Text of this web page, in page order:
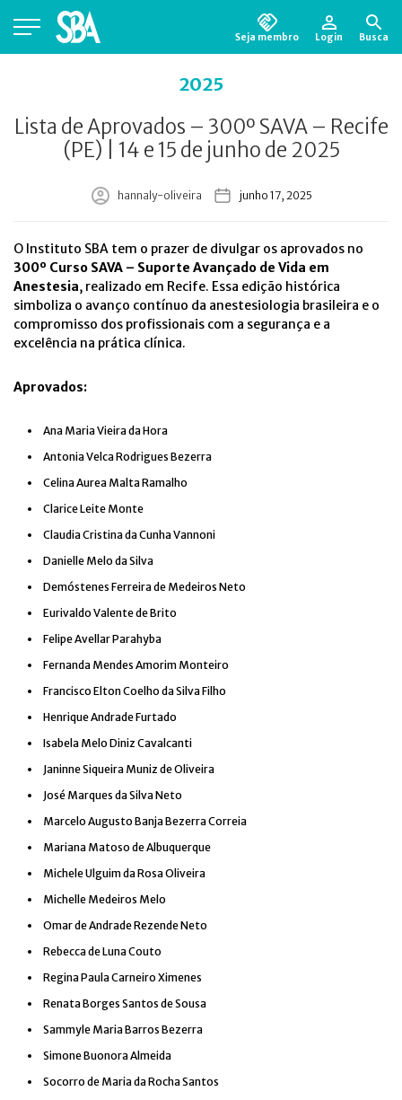
Seja membro Login Busca
2025
Lista de Aprovados – 300º SAVA – Recife
(PE) | 14 e 15 de junho de 2025
hannaly-oliveira junho 17, 2025
O Instituto SBA tem o prazer de divulgar os aprovados no
300º Curso SAVA – Suporte Avançado de Vida em
Anestesia, realizado em Recife. Essa edição histórica
simboliza o avanço contínuo da anestesiologia brasileira e o
compromisso dos profissionais com a segurança e a
excelência na prática clínica.
Aprovados:
Ana Maria Vieira da Hora
Antonia Velca Rodrigues Bezerra
Celina Aurea Malta Ramalho
Clarice Leite Monte
Claudia Cristina da Cunha Vannoni
Danielle Melo da Silva
Demóstenes Ferreira de Medeiros Neto
Eurivaldo Valente de Brito
Felipe Avellar Parahyba
Fernanda Mendes Amorim Monteiro
Francisco Elton Coelho da Silva Filho
Henrique Andrade Furtado
Isabela Melo Diniz Cavalcanti
Janinne Siqueira Muniz de Oliveira
José Marques da Silva Neto
Marcelo Augusto Banja Bezerra Correia
Mariana Matoso de Albuquerque
Michele Ulguim da Rosa Oliveira
Michelle Medeiros Melo
Omar de Andrade Rezende Neto
Rebecca de Luna Couto
Regina Paula Carneiro Ximenes
Renata Borges Santos de Sousa
Sammyle Maria Barros Bezerra
Simone Buonora Almeida
Socorro de Maria da Rocha Santos